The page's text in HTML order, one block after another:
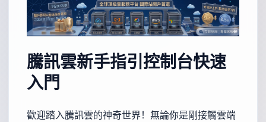
騰訊雲新手指引控制台快速
入門
歡迎踏入騰訊雲的神奇世界！無論你是剛接觸雲端